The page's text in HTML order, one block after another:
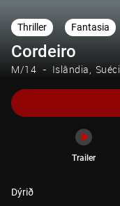
Thriller Fantasia
Cordeiro
M/14 Islândia
Trailer
Dýrið